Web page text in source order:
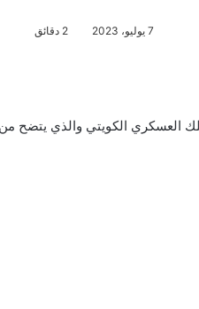
7 يوليو، 2023
العسكري الكويتي والذي يتضح